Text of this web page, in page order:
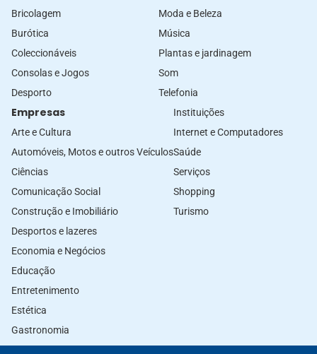
Bricolagem
Burótica
Coleccionáveis
Consolas e Jogos
Desporto
Moda e Beleza
Música
Plantas e jardinagem
Som
Telefonia
Empresas
Arte e Cultura
Automóveis, Motos e outros Veículos
Ciências
Comunicação Social
Construção e Imobiliário
Desportos e lazeres
Economia e Negócios
Educação
Entretenimento
Estética
Gastronomia
Instituições
Internet e Computadores
Saúde
Serviços
Shopping
Turismo